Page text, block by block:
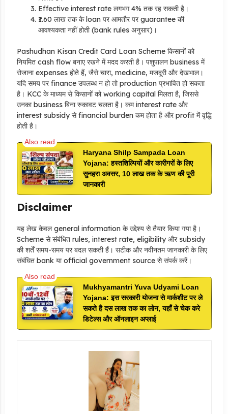
Effective interest rate लगभग 4% तक रह सकती है।
₹1.60 लाख तक के loan पर आमतौर पर guarantee की
आवश्यकता नहीं होती (bank rules अनुसार)।
Pashudhan Kisan Credit Card Loan Scheme किसानों को
नियमित cash flow बनाए रखने में मदद करती है। पशुपालन business में
रोजाना expenses होते हैं, जैसे चारा, medicine, मजदूरी और देखभाल।
यदि समय पर finance उपलब्ध न हो तो production प्रभावित हो सकता
है। KCC के माध्यम से किसानों को working capital मिलता है, जिससे
उनका business बिना रुकावट चलता है। कम interest rate और
interest subsidy से financial burden कम होता है और profit में वृद्धि
होती है।
Haryana Shilp Sampada Loan
Yojana: हस्तशिल्पियों और कारीगरों के लिए
सुनहरा अवसर, 10 लाख तक के ऋण की पूरी
जानकारी
Disclaimer
यह लेख केवल general information के उद्देश्य से तैयार किया गया है।
Scheme से संबंधित rules, interest rate, eligibility और subsidy
की शर्तें समय-समय पर बदल सकती हैं। सटीक और नवीनतम जानकारी के लिए
संबंधित bank या official government source से संपर्क करें।
Mukhyamantri Yuva Udyami Loan
Yojana: इस सरकारी योजना से मार्कशीट पर ले
सकते है दस लाख तक का लोन, यहाँ से चेक करे
डिटेल्स और ऑनलाइन अप्लाई